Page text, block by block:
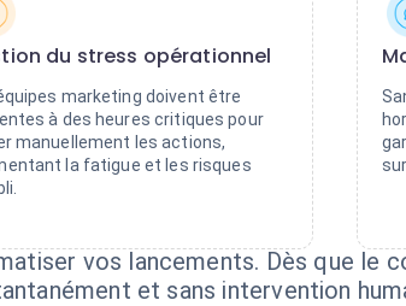
du stress opérationnel
marketing doivent être
à des heures critiques pour
manuellement les actions,
la fatigue et les risques
vos lancements. Dès que le
et sans intervention